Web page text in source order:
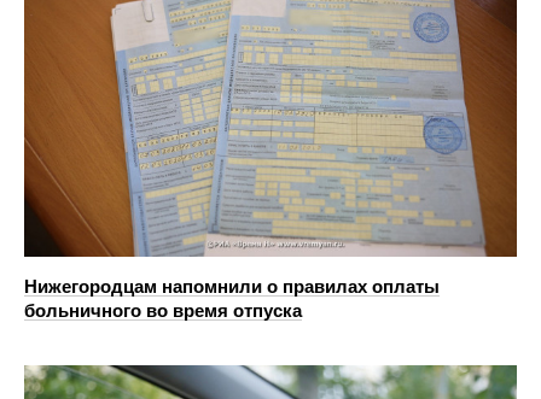
Нижегородцам напомнили о правилах оплаты
больничного во время отпуска